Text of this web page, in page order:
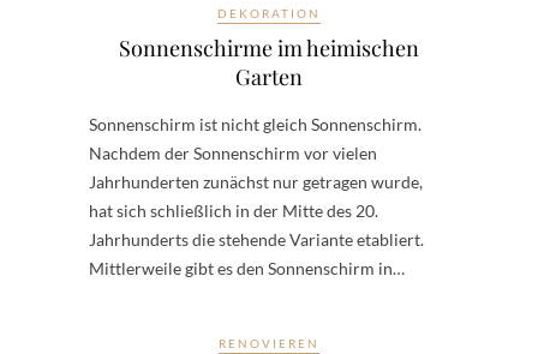
DEKORATION
Sonnenschirme im heimischen
Garten
Sonnenschirm ist nicht gleich Sonnenschirm.
Nachdem der Sonnenschirm vor vielen
Jahrhunderten zunächst nur getragen wurde,
hat sich schließlich in der Mitte des 20.
Jahrhunderts die stehende Variante etabliert.
Mittlerweile gibt es den Sonnenschirm in…
RENOVIEREN